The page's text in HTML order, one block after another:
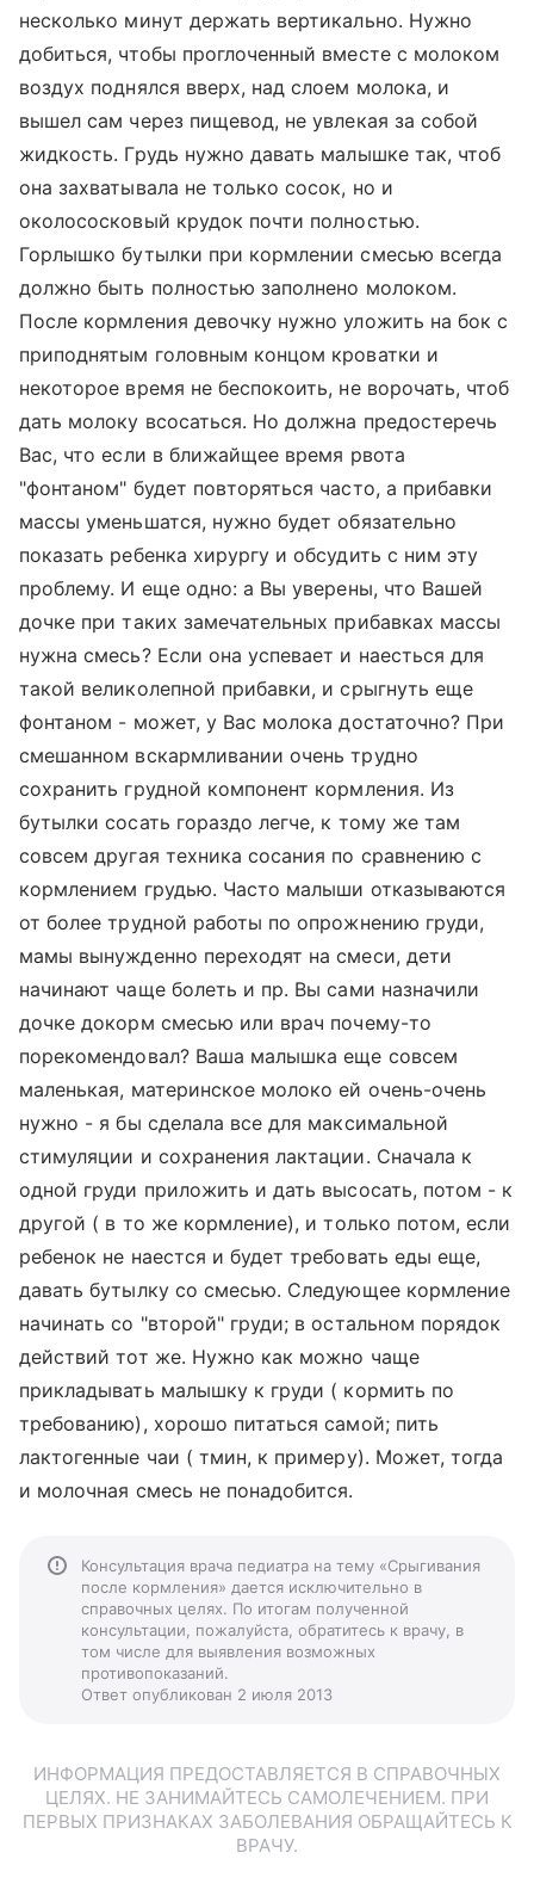
несколько минут держать вертикально. Нужно
добиться, чтобы проглоченный вместе с молоком
воздух поднялся вверх, над слоем молока, и
вышел сам через пищевод, не увлекая за собой
жидкость. Грудь нужно давать малышке так, чтоб
она захватывала не только сосок, но и
околососковый крудок почти полностью.
Горлышко бутылки при кормлении смесью всегда
должно быть полностью заполнено молоком.
После кормления девочку нужно уложить на бок с
приподнятым головным концом кроватки и
некоторое время не беспокоить, не ворочать, чтоб
дать молоку всосаться. Но должна предостеречь
Вас, что если в ближайщее время рвота
"фонтаном" будет повторяться часто, а прибавки
массы уменьшатся, нужно будет обязательно
показать ребенка хирургу и обсудить с ним эту
проблему. И еще одно: а Вы уверены, что Вашей
дочке при таких замечательных прибавках массы
нужна смесь? Если она успевает и наесться для
такой великолепной прибавки, и срыгнуть еще
фонтаном - может, у Вас молока достаточно? При
смешанном вскармливании очень трудно
сохранить грудной компонент кормления. Из
бутылки сосать гораздо легче, к тому же там
совсем другая техника сосания по сравнению с
кормлением грудью. Часто малыши отказываются
от более трудной работы по опрожнению груди,
мамы вынужденно переходят на смеси, дети
начинают чаще болеть и пр. Вы сами назначили
дочке докорм смесью или врач почему-то
порекомендовал? Ваша малышка еще совсем
маленькая, материнское молоко ей очень-очень
нужно - я бы сделала все для максимальной
стимуляции и сохранения лактации. Сначала к
одной груди приложить и дать высосать, потом - к
другой ( в то же кормление), и только потом, если
ребенок не наестся и будет требовать еды еще,
давать бутылку со смесью. Следующее кормление
начинать со "второй" груди; в остальном порядок
действий тот же. Нужно как можно чаще
прикладывать малышку к груди ( кормить по
требованию), хорошо питаться самой; пить
лактогенные чаи ( тмин, к примеру). Может, тогда
и молочная смесь не понадобится.
Консультация врача педиатра на тему «Срыгивания
после кормления» дается исключительно в
справочных целях. По итогам полученной
консультации, пожалуйста, обратитесь к врачу, в
том числе для выявления возможных
противопоказаний.
Ответ опубликован 2 июля 2013
ИНФОРМАЦИЯ ПРЕДОСТАВЛЯЕТСЯ В СПРАВОЧНЫХ
ЦЕЛЯХ. НЕ ЗАНИМАЙТЕСЬ САМОЛЕЧЕНИЕМ. ПРИ
ПЕРВЫХ ПРИЗНАКАХ ЗАБОЛЕВАНИЯ ОБРАЩАЙТЕСЬ К
ВРАЧУ.